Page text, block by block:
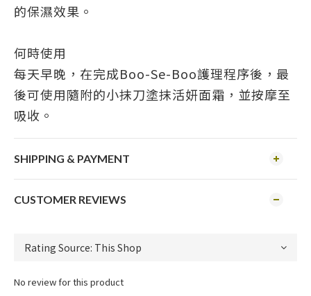
的保濕效果。
何時使用
每天早晚，在完成Boo-Se-Boo護理程序後，最
後可使用隨附的小抹刀塗抹活妍面霜，並按摩至
吸收。
SHIPPING & PAYMENT
CUSTOMER REVIEWS
No review for this product